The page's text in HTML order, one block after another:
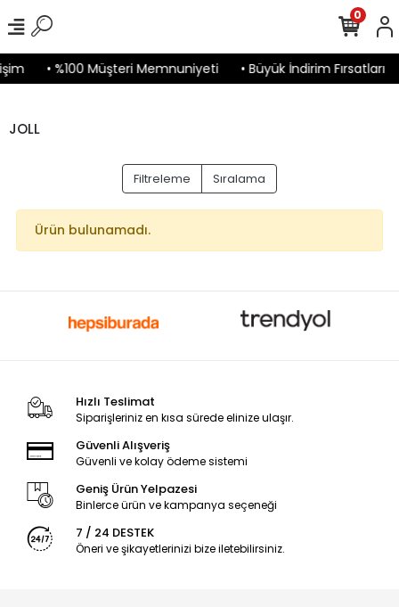
• %100 Müşteri Memnuniyeti • Büyük İndirim Fırsatları
0
JOLL
Filtreleme Sıralama
Ürün bulunamadı.
Hızlı Teslimat
Siparişleriniz en kısa sürede elinize ulaşır.
Güvenli Alışveriş
Güvenli ve kolay ödeme sistemi
Geniş Ürün Yelpazesi
Binlerce ürün ve kampanya seçeneği
7 / 24 DESTEK
Öneri ve şikayetlerinizi bize iletebilirsiniz.